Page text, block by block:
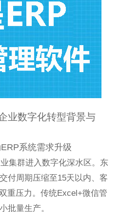
业数字化转型背景与
系统需求升级
集群进入数字化深水区。东
付周期压缩至15天以内、客
重压力。传统Excel+微信管
批量生产。